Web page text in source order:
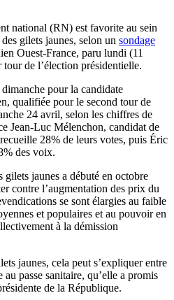
national (RN) est favorite au sein
gilets jaunes, selon un sondage
Ouest-France, paru lundi (11
de l’élection présidentielle.
pour la candidate
qualifiée pour le second tour de
24 avril, selon les chiffres de
Jean-Luc Mélenchon, candidat de
28% de leurs votes, puis Éric
des voix.
jaunes a débuté en octobre
contre l’augmentation des prix du
se sont élargies au faible
et populaires et au pouvoir en
à la démission
jaunes, cela peut s’expliquer entre
passe sanitaire, qu’elle a promis
de la République.